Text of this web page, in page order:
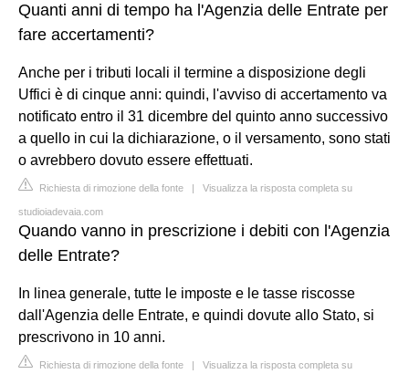
Quanti anni di tempo ha l'Agenzia delle Entrate per
fare accertamenti?
Anche per i tributi locali il termine a disposizione degli
Uffici è di cinque anni: quindi, l'avviso di accertamento va
notificato entro il 31 dicembre del quinto anno successivo
a quello in cui la dichiarazione, o il versamento, sono stati
o avrebbero dovuto essere effettuati.
Richiesta di rimozione della fonte | Visualizza la risposta completa su
studioiadevaia.com
Quando vanno in prescrizione i debiti con l'Agenzia
delle Entrate?
In linea generale, tutte le imposte e le tasse riscosse
dall'Agenzia delle Entrate, e quindi dovute allo Stato, si
prescrivono in 10 anni.
Richiesta di rimozione della fonte | Visualizza la risposta completa su